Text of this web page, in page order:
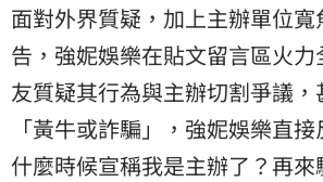
面對外界質疑，加上主辦單位
告，強妮娛樂在貼文留言區火
友質疑其行為與主辦切割爭議
「黃牛或詐騙」，強妮娛樂直
什麼時候宣稱我是主辦了？再來